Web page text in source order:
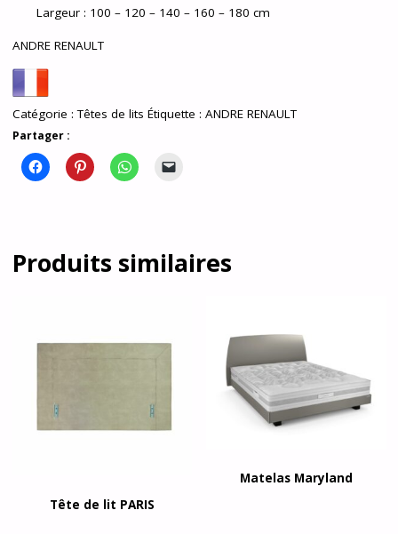
Largeur : 100 – 120 – 140 – 160 – 180 cm
ANDRE RENAULT
Catégorie :Têtes de lits Étiquette : ANDRE RENAULT
Partager :
Produits similaires
Tête de lit PARIS
Matelas Maryland